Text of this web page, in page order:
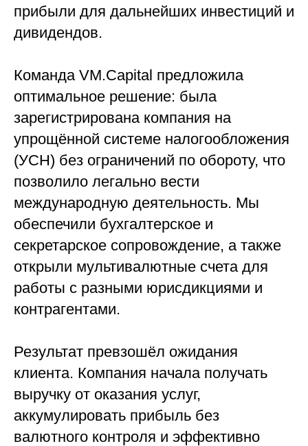
прибыли для дальнейших инвестиций и
дивидендов.
Команда VM.Capital предложила
оптимальное решение: была
зарегистрирована компания на
упрощённой системе налогообложения
(УСН) без ограничений по обороту, что
позволило легально вести
международную деятельность. Мы
обеспечили бухгалтерское и
секретарское сопровождение, а также
открыли мультивалютные счета для
работы с разными юрисдикциями и
контрагентами.
Результат превзошёл ожидания
клиента. Компания начала получать
выручку от оказания услуг,
аккумулировать прибыль без
валютного контроля и эффективно